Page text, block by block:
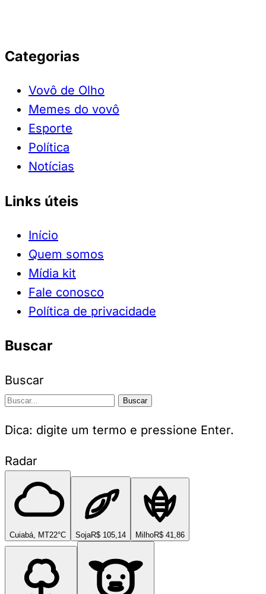
Categorias
Vovô de Olho
Memes do vovô
Esporte
Política
Notícias
Links úteis
Início
Quem somos
Mídia kit
Fale conosco
Política de privacidade
Buscar
Buscar
Buscar
Dica: digite um termo e pressione Enter.
Radar
Cuiabá, MT22°C SojaR$ 105,14 MilhoR$ 41,86